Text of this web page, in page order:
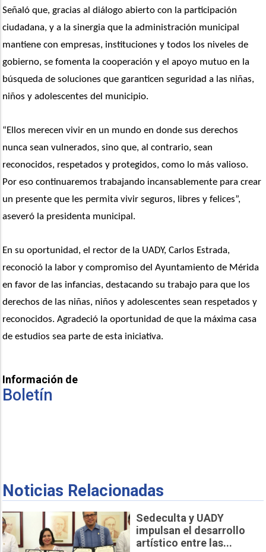
Señaló que, gracias al diálogo abierto con la participación
ciudadana, y a la sinergia que la administración municipal
mantiene con empresas, instituciones y todos los niveles de
gobierno, se fomenta la cooperación y el apoyo mutuo en la
búsqueda de soluciones que garanticen seguridad a las niñas,
niños y adolescentes del municipio.
“Ellos merecen vivir en un mundo en donde sus derechos
nunca sean vulnerados, sino que, al contrario, sean
reconocidos, respetados y protegidos, como lo más valioso.
Por eso continuaremos trabajando incansablemente para crear
un presente que les permita vivir seguros, libres y felices”,
aseveró la presidenta municipal.
En su oportunidad, el rector de la UADY, Carlos Estrada,
reconoció la labor y compromiso del Ayuntamiento de Mérida
en favor de las infancias, destacando su trabajo para que los
derechos de las niñas, niños y adolescentes sean respetados y
reconocidos. Agradeció la oportunidad de que la máxima casa
de estudios sea parte de esta iniciativa.
Información de
Boletín
Noticias Relacionadas
Sedeculta y UADY
impulsan el desarrollo
artístico entre las...